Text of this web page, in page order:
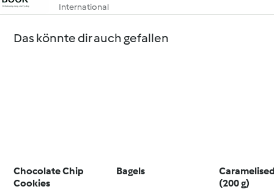
International
Das könnte dir auch gefallen
Chocolate Chip
Cookies
Bagels
(200 g)